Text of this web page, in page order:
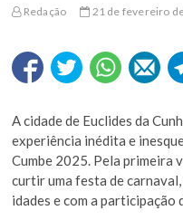
Redação 21 de fevereiro
A cidade de Euclides da
experiência inédita e
Cumbe 2025. Pela primeira
curtir uma festa de
idades e com a